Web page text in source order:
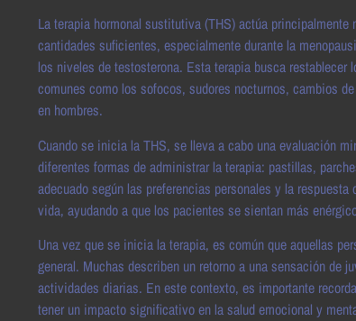
La terapia hormonal sustitutiva (THS) actúa
cantidades suficientes, especialmente durante la
los niveles de testosterona. Esta terapia busca
comunes como los sofocos, sudores nocturnos, cambios
en hombres.
Cuando se inicia la THS, se lleva a cabo una evaluación
diferentes formas de administrar la terapia: pastillas,
adecuado según las preferencias personales y la
vida, ayudando a que los pacientes se sientan más
Una vez que se inicia la terapia, es común que aquellas
general. Muchas describen un retorno a una sensación de
actividades diarias. En este contexto, es importante
tener un impacto significativo en la salud emocional y